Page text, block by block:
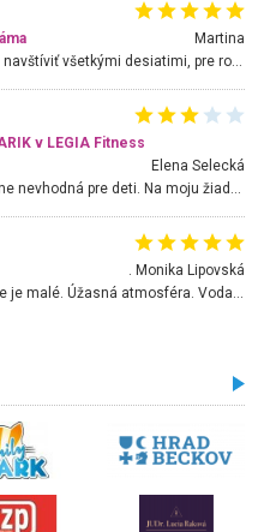
Martina
Nádherné miesto ktoré odporúčam navštíviť všetkými desiatimi, pre rodiny s deťmi, dôchodcom... Proste a jednoducho ozaj rozprávkový les.. určite ešte prídeme. Odniesli sme si na pamiatku krásne tričká,
v LEGIA Fitness
Elena Selecká
Kútik výborný, ale hlučná hudba úplne nevhodná pre deti. Na moju žiadosť o aspoň sušenie nereagovali.
. Monika Lipovská